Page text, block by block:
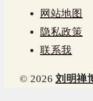
网站地图
隐私政策
联系我
© 2026 刘明禅